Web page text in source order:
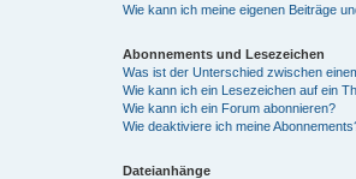
Wie kann ich meine eigenen Beiträge
Abonnements und Lesezeichen
Was ist der Unterschied zwischen
Wie kann ich ein Lesezeichen auf ein
Wie kann ich ein Forum abonnieren?
Wie deaktiviere ich meine
Dateianhänge